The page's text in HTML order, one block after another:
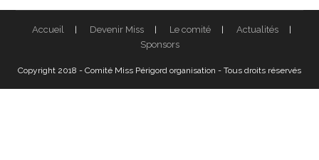
Accueil Devenir Miss Le comité
Actualités
Sponsors
Copyright 2018 - Comité Miss Périgord organisation - Tous droits réservés